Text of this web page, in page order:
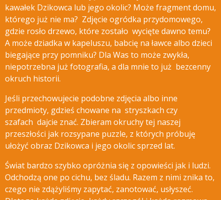
kawałek Dzikowca lub jego okolic? Może fragment domu,
którego już nie ma? Zdjęcie ogródka przydomowego,
gdzie rosło drzewo, które zostało wycięte dawno temu?
A może dziadka w kapeluszu, babcię na ławce albo dzieci
biegające przy pomniku? Dla Was to może zwykła,
niepotrzebna już fotografia, a dla mnie to już bezcenny
okruch historii.
Jeśli przechowujecie podobne zdjęcia albo inne
przedmioty, gdzieś chowane na stryszkach czy
szafach dajcie znać. Zbieram okruchy tej naszej
przeszłości jak rozsypane puzzle, z których próbuję
ułożyć obraz Dzikowca i jego okolic sprzed lat.
Świat bardzo szybko opróżnia się z opowieści jak i ludzi.
Odchodzą one po cichu, bez śladu. Razem z nimi znika to,
czego nie zdążyliśmy zapytać, zanotować, usłyszeć.